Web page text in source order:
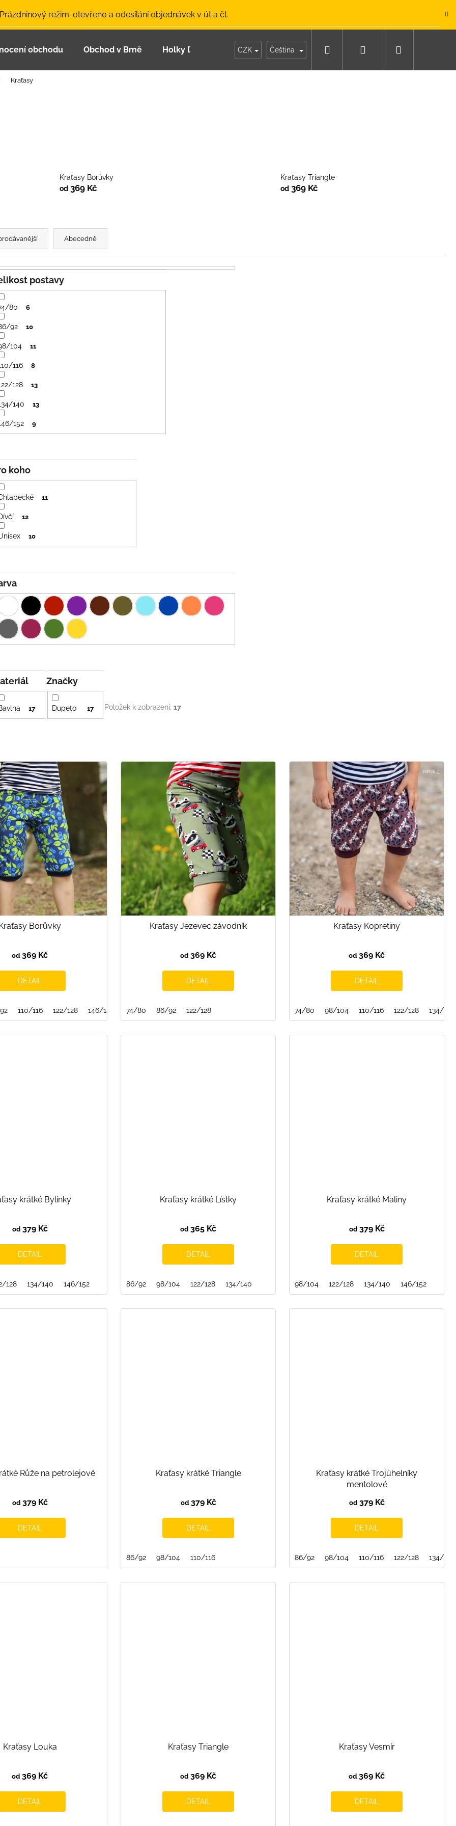
režim: otevřeno a odesílání objednávek v út a čt.
obchodu Obchod v Brně Holky Dupeťačky Moje objednávka
CZK Čeština Hledat Přihlášení
Kraťasy
Kraťasy Borůvky
od369 Kč
Kraťasy Triangle
od 369 Kč
Abecedně
Značky
Dupeto 17
Materiál
17
koho
11
12
10
postavy
80 6
92 10
104 11
116 8
128 13
140 13
152 9
Položek k zobrazení:17
Borůvky
od 369 Kč
DETAIL
110/116 122/128 146/152
Kraťasy Jezevec závodník
od 369 Kč
DETAIL
74/80 86/92 122/128
Kraťasy Kopretiny
od 369 Kč
DETAIL
74/80 98/104 110/116 122/128 134/140
krátké Bylinky
od379 Kč
DETAIL
128 134/140 146/152
Kraťasy krátké Lístky
od 365 Kč
DETAIL
86/92 98/104 122/128 134/140
Kraťasy krátké Maliny
od379 Kč
DETAIL
98/104 122/128 134/140 146/152
Růže na petrolejové
od379 Kč
DETAIL
Kraťasy krátké Triangle
od379 Kč
DETAIL
86/92 98/104 110/116
Kraťasy krátké Trojúhelníky
mentolové
od379 Kč
DETAIL
86/92 98/104 110/116 122/128 134/140
Kraťasy Louka
od 369 Kč
DETAIL
Kraťasy Triangle
od 369 Kč
DETAIL
Kraťasy Vesmír
od 369 Kč
DETAIL
Co potřebujete najít?
Kč